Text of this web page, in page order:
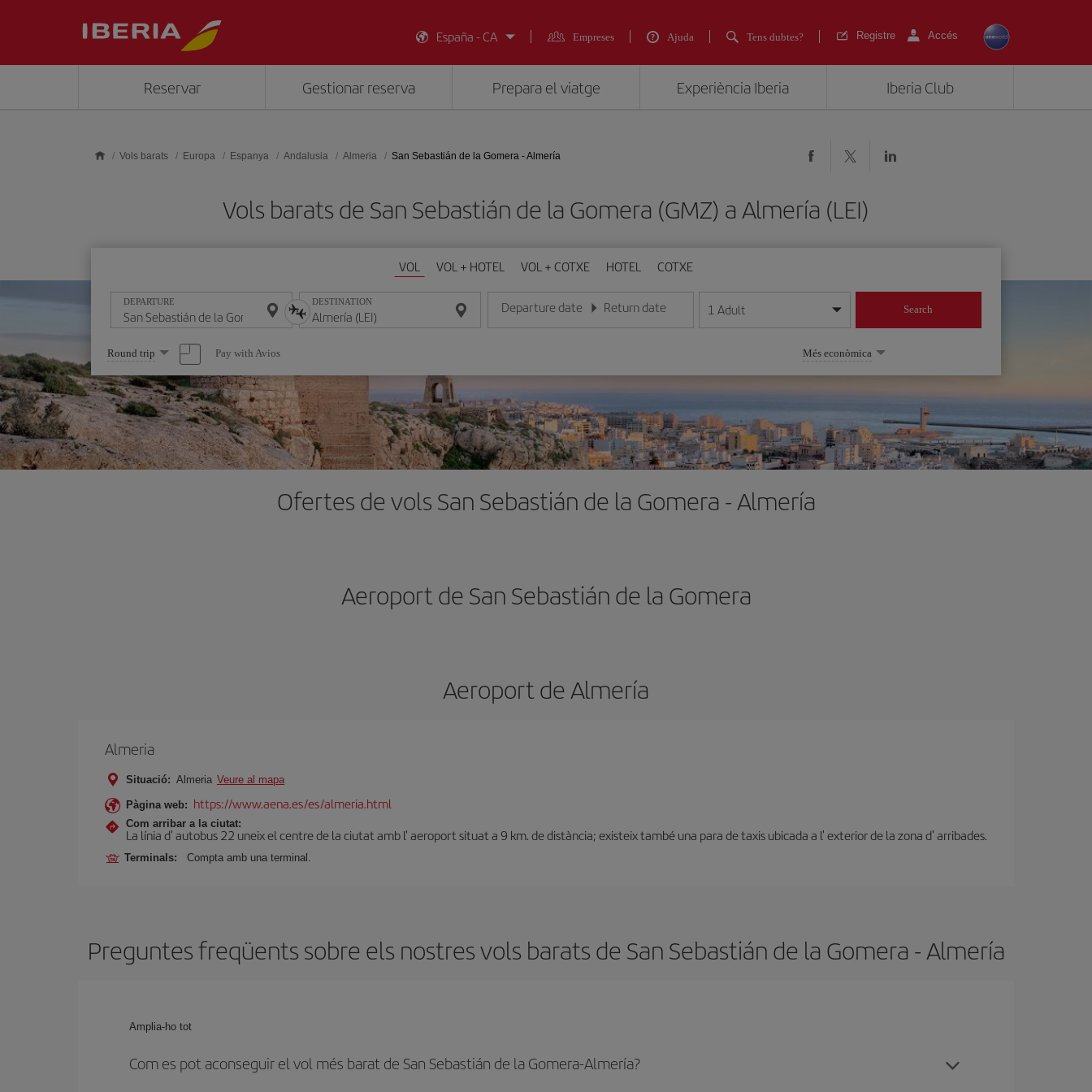
España - CA
Empreses Ajuda Tens dubtes? Registre Accés
Reservar Gestionar reserva Prepara el viatge Experiència Iberia Iberia Club
Vols barats Europa Espanya Andalusia Almeria San Sebastián de la Gomera - Almería
Vols barats de San Sebastián de la Gomera (GMZ) a Almería (LEI)
VOL VOL + HOTEL VOL + COTXE HOTEL COTXE
DEPARTURE DESTINATION Departure date
Introduce la fecha en format dia/mes/any
Return date
Introduce la fecha en format dia/mes/any
1 Adult Search
Select
one
option
Round trip Pay with Avios Més econòmica
Ofertes de vols San Sebastián de la Gomera - Almería
Aeroport de San Sebastián de la Gomera
Aeroport de Almería
Almeria
Situació: Almeria Veure al mapa
Pàgina web: https://www.aena.es/es/almeria.html
Com arribar a la ciutat:
La línia d' autobus 22 uneix el centre de la ciutat amb l' aeroport situat a 9 km. de distància; existeix també una para de taxis ubicada a l' exterior de la zona d' arribades.
Terminals: Compta amb una terminal.
Preguntes freqüents sobre els nostres vols barats de San Sebastián de la Gomera - Almería
Amplia-ho tot
Com es pot aconseguir el vol més barat de San Sebastián de la Gomera-Almería?